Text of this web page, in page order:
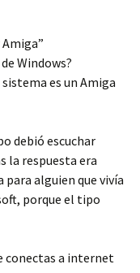
Windows?
es un Amiga
debió escuchar
la respuesta era
alguien que vivía
porque el tipo
conectas a internet